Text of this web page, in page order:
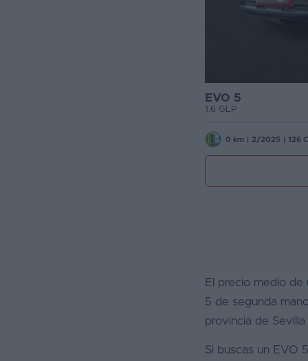
EVO 5
1.6 GLP
0 km 2/2025 126
El precio medio de
5 de segunda
provincia de Sevilla
Si buscas un EVO